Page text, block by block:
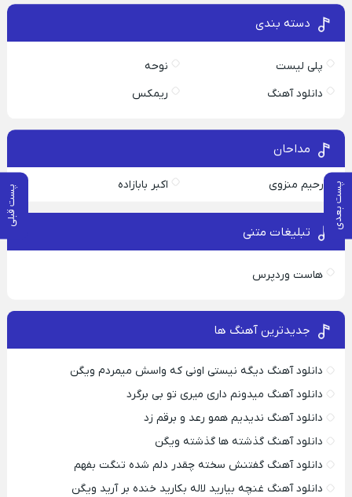
پست بعدی پست قبلی
دسته بندی
پلی لیست
نوحه
دانلود آهنگ
ریمکس
مداحان
رحیم منزوی اکبر بابازاده
تبلیغات متنی
هاست وردپرس
جدیدترین آهنگ ها
دانلود آهنگ دیگه نیستی اونی که واسش میمردم ویگن
دانلود آهنگ میدونم داری میری تو بی برگرد
دانلود آهنگ ندیدیم همو رعد و برقم زد
دانلود آهنگ گذشته ها گذشته ویگن
دانلود آهنگ گفتنش سخته چقدر دلم شده تنگت بفهم
دانلود آهنگ غنچه بیارید لاله بکارید خنده بر آرید ویگن